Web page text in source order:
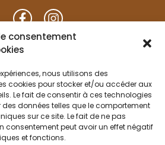
consentement
nous utilisons des
cookies pour stocker et/ou accéder aux
Le fait de consentir à ces technologies
données telles que le comportement
sur ce site. Le fait de ne pas
consentement peut avoir un effet négatif
et fonctions.
Place du Marché
79120 Lezay
:
à 19h00
à 12h00